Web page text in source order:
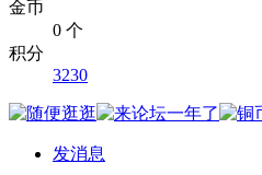
金币
0 个
积分
3230
发消息